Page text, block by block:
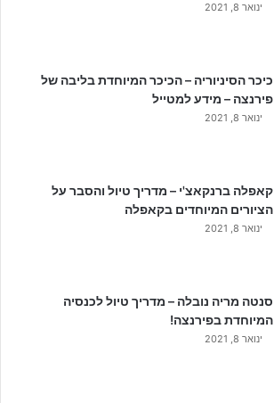
ינואר 8, 2021
כיכר הסיניוריה – הכיכר המיוחדת בליבה של
פירנצה – מידע למטייל
ינואר 8, 2021
קאפלה ברנקאצ'י – מדריך טיול והסבר על
הציורים המיוחדים בקאפלה
ינואר 8, 2021
סנטה מריה נובלה – מדריך טיול לכנסיה
המיוחדת בפירנצה!
ינואר 8, 2021